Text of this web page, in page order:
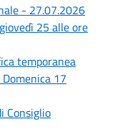
- 27.07.2026
25 alle ore
temporanea
17
Consiglio